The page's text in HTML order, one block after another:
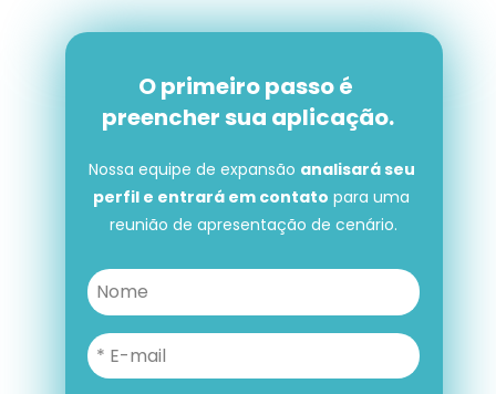
O primeiro passo é
preencher sua aplicação.
O primeiro passo é preencher
sua aplicação.
Nossa equipe de expansão analisará seu
perfil e entrará em contato para uma
reunião de apresentação de cenário.